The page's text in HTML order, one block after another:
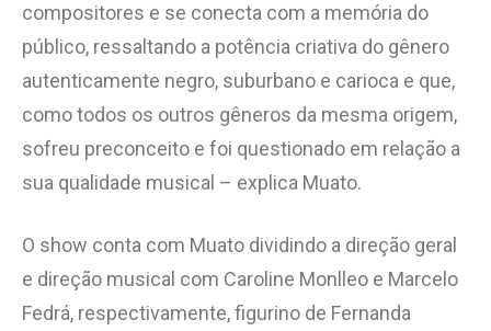
compositores e se conecta com a memória do
público, ressaltando a potência criativa do gênero
autenticamente negro, suburbano e carioca e que,
como todos os outros gêneros da mesma origem,
sofreu preconceito e foi questionado em relação a
sua qualidade musical – explica Muato.
O show conta com Muato dividindo a direção geral
e direção musical com Caroline Monlleo e Marcelo
Fedrá, respectivamente, figurino de Fernanda